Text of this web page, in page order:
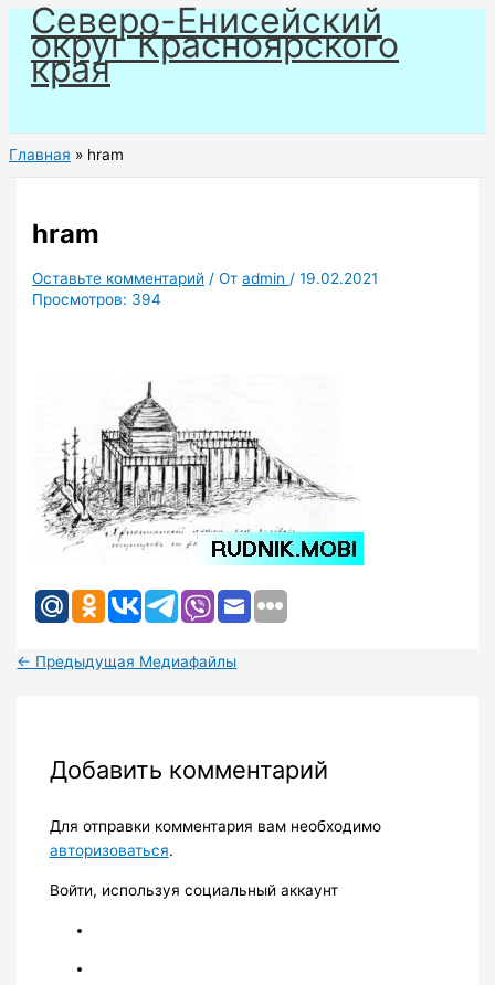
Перейти
содержимому
Северо-Енисейский
округ Красноярского
края
Главная hram
hram
Оставьте комментарий / Отadmin /19.02.2021
Просмотров: 394
← Предыдущая Медиафайлы
Добавить комментарий
Для отправки комментария вам необходимо
авторизоваться.
Войти, используя социальный аккаунт